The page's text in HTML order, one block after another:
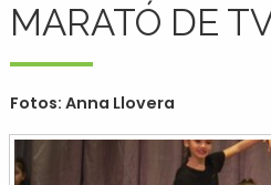
MARATÓ DE
Fotos: Anna Llovera